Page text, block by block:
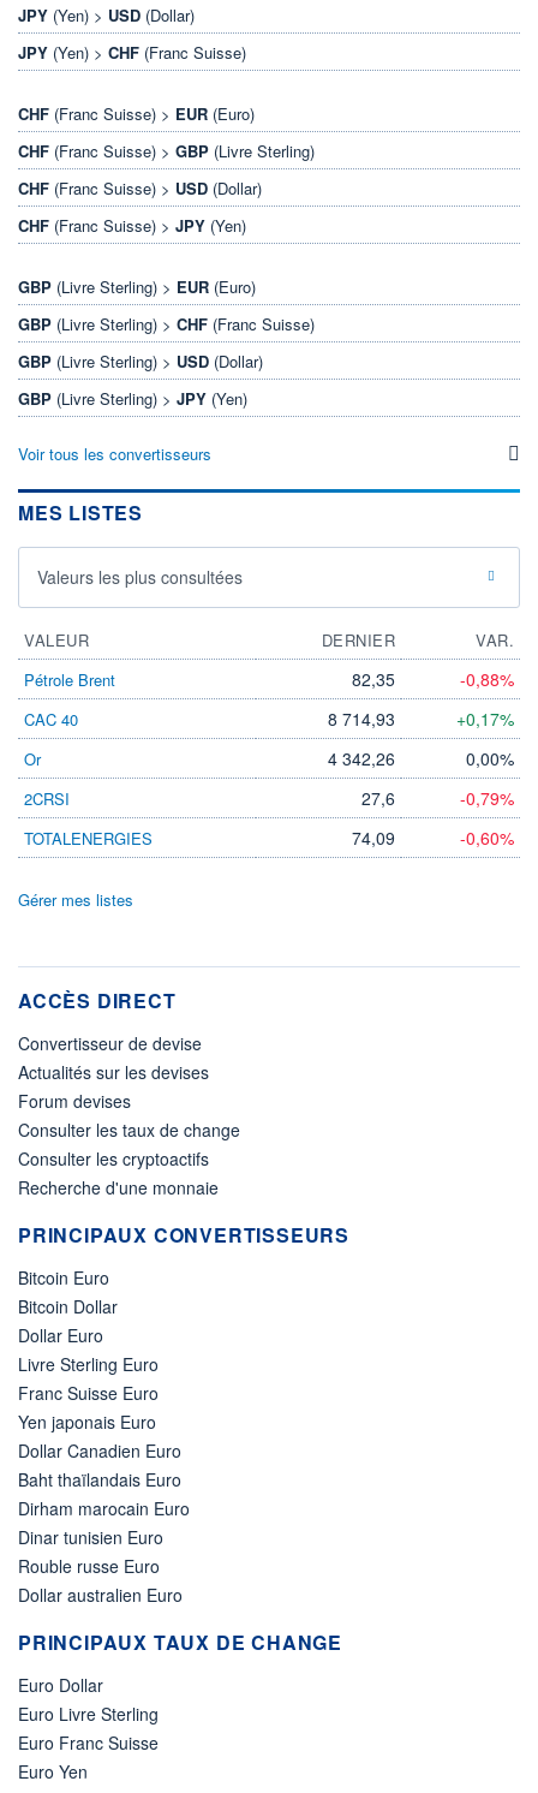
JPY (Yen) > USD (Dollar)
JPY (Yen) > CHF (Franc Suisse)
CHF (Franc Suisse) > EUR (Euro)
CHF (Franc Suisse) > GBP (Livre Sterling)
CHF (Franc Suisse) > USD (Dollar)
CHF (Franc Suisse) > JPY (Yen)
GBP (Livre Sterling) > EUR (Euro)
GBP (Livre Sterling) > CHF (Franc Suisse)
GBP (Livre Sterling) > USD (Dollar)
GBP (Livre Sterling) > JPY (Yen)
Voir tous les convertisseurs
MES LISTES
Valeurs les plus consultées
VALEUR DERNIER
VAR.
Pétrole Brent
82,35 -0,88%
CAC 40 8 714,93 +0,17%
Or 4 342,26 0,00%
2CRSI 27,6 -0,79%
TOTALENERGIES 74,09 -0,60%
Gérer mes listes
ACCÈS DIRECT
Convertisseur de devise
Actualités sur les devises
Forum devises
Consulter les taux de change
Consulter les cryptoactifs
Recherche d'une monnaie
PRINCIPAUX CONVERTISSEURS
Bitcoin Euro
Bitcoin Dollar
Dollar Euro
Livre Sterling Euro
Franc Suisse Euro
Yen japonais Euro
Dollar Canadien Euro
Baht thaïlandais Euro
Dirham marocain Euro
Dinar tunisien Euro
Rouble russe Euro
Dollar australien Euro
PRINCIPAUX TAUX DE CHANGE
Euro Dollar
Euro Livre Sterling
Euro Franc Suisse
Euro Yen